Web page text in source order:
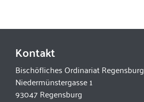
Kontakt
Bischöfliches Ordinariat Regensburg
Niedermünstergasse 1
93047 Regensburg